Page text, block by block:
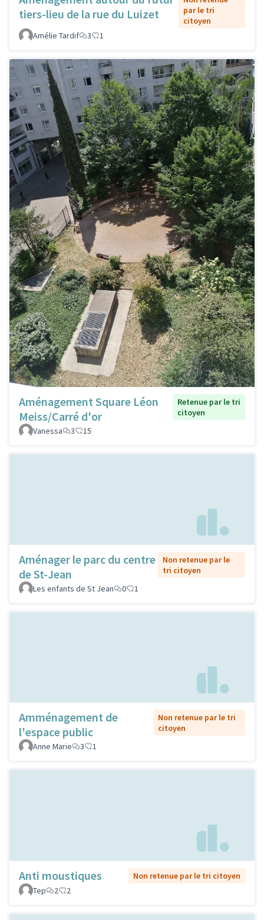
tiers-lieu de la rue du Luizet
par le tri
citoyen
Amélie Tardif
3 1
Aménagement Square Léon
Meiss/Carré d'or
Retenue par le tri
citoyen
Vanessa
3 15
Aménager le parc du centre
de St-Jean
Non retenue par le
tri citoyen
Les enfants de St Jean
0 1
Amménagement de
l'espace public
Non retenue par le tri
citoyen
Anne Marie
3 1
Anti moustiques
Non retenue par le tri citoyen
Tep
2 2